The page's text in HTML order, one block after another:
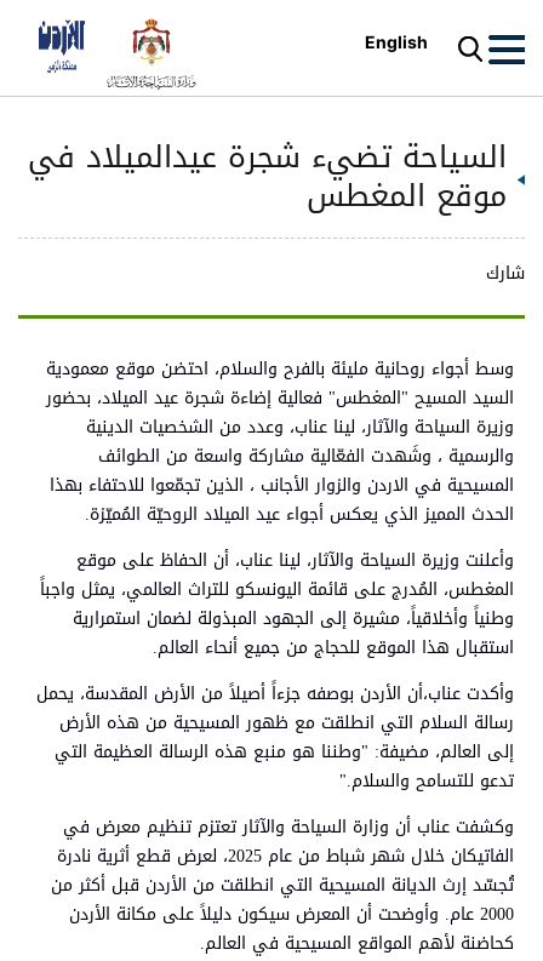
English
السياحة تضيء شجرة عيدالميلاد في
موقع المغطس
شارك
وسط أجواء روحانية مليئة بالفرح والسلام، احتضن موقع معمودية
السيد المسيح "المغطس" فعالية إضاءة شجرة عيد الميلاد، بحضور
وزيرة السياحة والآثار، لينا عناب، وعدد من الشخصيات الدينية
والرسمية ، وشَهدت الفعّالية مشاركة واسعة من الطوائف
المسيحية في الاردن والزوار الأجانب ، الذين تجمّعوا للاحتفاء بهذا
الحدث المميز الذي يعكس أجواء عيد الميلاد الروحيّة المُميّزة.
وأعلنت وزيرة السياحة والآثار، لينا عناب، أن الحفاظ على موقع
المغطس، المُدرج على قائمة اليونسكو للتراث العالمي، يمثل واجباً
وطنياً وأخلاقياً، مشيرة إلى الجهود المبذولة لضمان استمرارية
استقبال هذا الموقع للحجاج من جميع أنحاء العالم.
وأكدت عناب،أن الأردن بوصفه جزءاً أصيلاً من الأرض المقدسة، يحمل
رسالة السلام التي انطلقت مع ظهور المسيحية من هذه الأرض
إلى العالم، مضيفة: "وطننا هو منبع هذه الرسالة العظيمة التي
تدعو للتسامح والسلام."
وكشفت عناب أن وزارة السياحة والآثار تعتزم تنظيم معرض في
الفاتيكان خلال شهر شباط من عام 2025، لعرض قطع أثرية نادرة
تُجسّد إرث الديانة المسيحية التي انطلقت من الأردن قبل أكثر من
2000 عام. وأوضحت أن المعرض سيكون دليلاً على مكانة الأردن
كحاضنة لأهم المواقع المسيحية في العالم.